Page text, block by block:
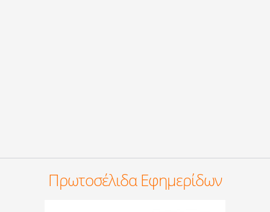
Πρωτοσέλιδα Εφημερίδων